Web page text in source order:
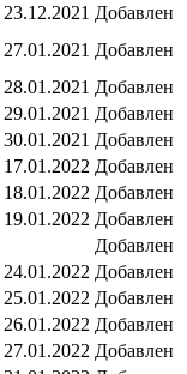
23.12.2021 Добавлен
27.01.2021 Добавлен
28.01.2021 Добавлен
29.01.2021 Добавлен
30.01.2021 Добавлен
17.01.2022 Добавлен
18.01.2022 Добавлен
19.01.2022 Добавлен
Добавлен
24.01.2022 Добавлен
25.01.2022 Добавлен
26.01.2022 Добавлен
27.01.2022 Добавлен